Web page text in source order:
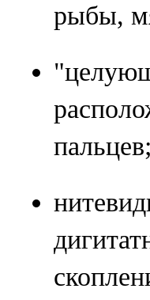
рыбы,
пальцев;